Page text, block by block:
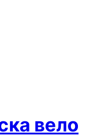
вело